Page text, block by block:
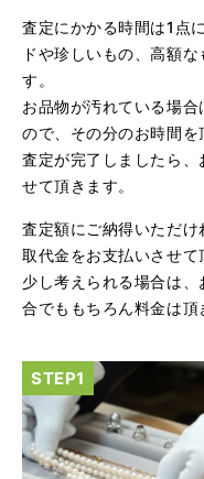
りました。
（大阪府大阪市）とて
ドバイスや買取りを暖
なって頂いてありがと
さがなく、とても入っ
高いお店です。また鑑
査定にかかる時間は1点
ドや珍しいもの、高額
す。
お品物が汚れている場
ので、その分のお時間を
査定が完了しましたら
せて頂きます。
査定額にご納得いただ
取代金をお支払いさせて
少し考えられる場合は
合でももちろん料金は頂